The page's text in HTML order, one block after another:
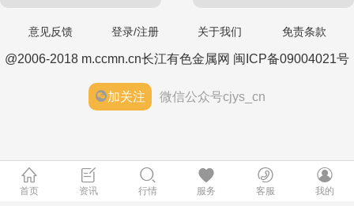
意见反馈 登录/注册 关于我们 免责条款
@2006-2018 m.ccmn.cn长江有色金属网 闽ICP备09004021号
加关注 微信公众号cjys_cn
首页 资讯 行情 服务 客服 我的